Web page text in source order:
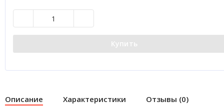
Купить
Описание Характеристики Отзывы (0)